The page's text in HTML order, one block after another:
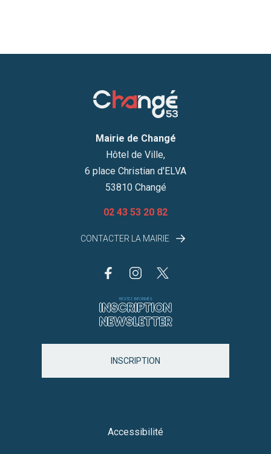
Mairie de Changé
Hôtel de Ville,
6 place Christian d'ELVA
53810 Changé
02 43 53 20 82
CONTACTER LA MAIRIE
RESTEZ INFORMÉS
INSCRIPTION
NEWSLETTER
INSCRIPTION
Accessibilité